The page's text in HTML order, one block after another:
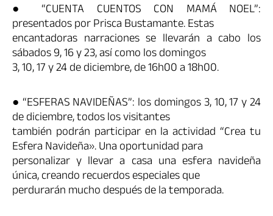
● “CUENTA CUENTOS CON MAMÁ NOEL”:
presentados por Prisca Bustamante. Estas
encantadoras narraciones se llevarán a cabo los
sábados 9, 16 y 23, así como los domingos
3, 10, 17 y 24 de diciembre, de 16h00 a 18h00.
● “ESFERAS NAVIDEÑAS”: los domingos 3, 10, 17 y 24
de diciembre, todos los visitantes
también podrán participar en la actividad “Crea tu
Esfera Navideña». Una oportunidad para
personalizar y llevar a casa una esfera navideña
única, creando recuerdos especiales que
perdurarán mucho después de la temporada.